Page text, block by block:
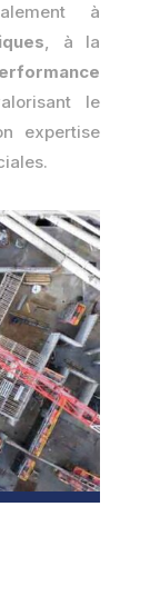
à
, à la
le
expertise